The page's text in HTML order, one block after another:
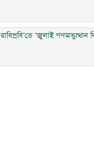
রাবিপ্রবি’তে ‘জুলাই